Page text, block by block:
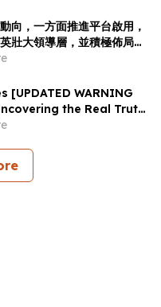
向，一方面推進平台啟用，
壯大領導層，並積極佈局全
[UPDATED WARNING
the Real Truth
Weight Loss